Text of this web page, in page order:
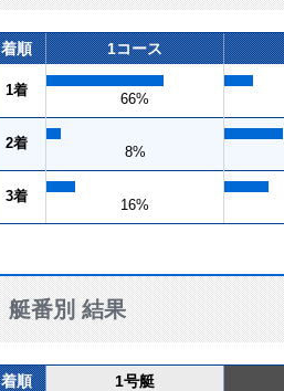
着順 1コース
1着
66%
2着
8%
3着
16%
艇番別 結果
着順 1号艇